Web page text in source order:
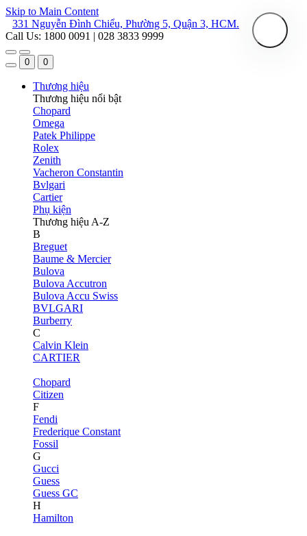
Skip to Main Content
331 Nguyễn Đình Chiểu, Phường 5, Quận 3, HCM.
Call Us: 1800 0091 | 028 3833 9999
0 0
Thương hiệu
Thương hiệu nổi bật
Chopard
Omega
Patek Philippe
Rolex
Zenith
Vacheron Constantin
Bvlgari
Cartier
Phụ kiện
Thương hiệu A-Z
B
Breguet
Baume & Mercier
Bulova
Bulova Accutron
Bulova Accu Swiss
BVLGARI
Burberry
C
Calvin Klein
CARTIER
Chopard
Citizen
F
Fendi
Frederique Constant
Fossil
G
Gucci
Guess
Guess GC
H
Hamilton